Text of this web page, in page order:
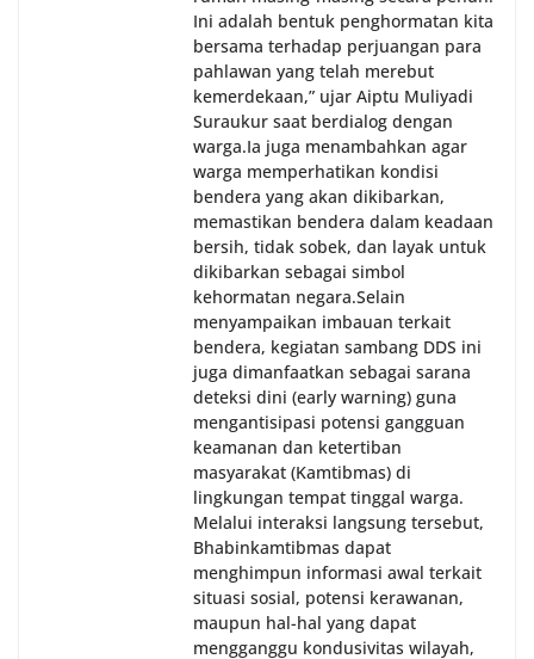
Ini adalah bentuk penghormatan kita
bersama terhadap perjuangan para
pahlawan yang telah merebut
kemerdekaan,” ujar Aiptu Muliyadi
Suraukur saat berdialog dengan
warga.‎‎Ia juga menambahkan agar
warga memperhatikan kondisi
bendera yang akan dikibarkan,
memastikan bendera dalam keadaan
bersih, tidak sobek, dan layak untuk
dikibarkan sebagai simbol
kehormatan negara.‎‎‎Selain
menyampaikan imbauan terkait
bendera, kegiatan sambang DDS ini
juga dimanfaatkan sebagai sarana
deteksi dini (early warning) guna
mengantisipasi potensi gangguan
keamanan dan ketertiban
masyarakat (Kamtibmas) di
lingkungan tempat tinggal warga.
Melalui interaksi langsung tersebut,
Bhabinkamtibmas dapat
menghimpun informasi awal terkait
situasi sosial, potensi kerawanan,
maupun hal-hal yang dapat
mengganggu kondusivitas wilayah,